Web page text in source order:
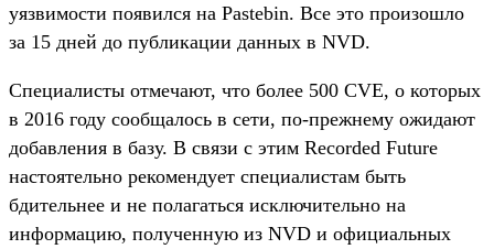
уязвимости появился на Pastebin. Все это произошло
за 15 дней до публикации данных в NVD.
Специалисты отмечают, что более 500 CVE, о которых
в 2016 году сообщалось в сети, по-прежнему ожидают
добавления в базу. В связи с этим Recorded Future
настоятельно рекомендует специалистам быть
бдительнее и не полагаться исключительно на
информацию, полученную из NVD и официальных